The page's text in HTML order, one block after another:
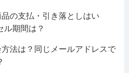
の支払・引き落としはい
ル期間は？
法は？同じメールアドレスで